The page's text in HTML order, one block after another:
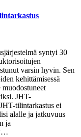
syntyi 30
varsin hyvin. Sen
kehittämisessä
JHT-
tilintarkastus ei
alalle ja jatkuvuus
ja